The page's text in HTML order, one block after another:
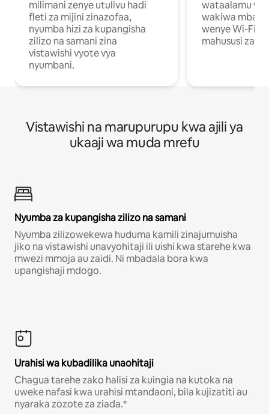
milimani zenye utulivu hadi
fleti za mijini zinazofaa,
nyumba hizi za kupangisha
zilizo na samani zina
vistawishi vyote vya
nyumbani.
wataalamu
wakiwa mbali
wenye Wi-Fi
mahususi za
Vistawishi na marupurupu kwa ajili ya
ukaaji wa muda mrefu
Nyumba za kupangisha zilizo na samani
Nyumba zilizowekewa huduma kamili zinajumuisha
jiko na vistawishi unavyohitaji ili uishi kwa starehe kwa
mwezi mmoja au zaidi. Ni mbadala bora kwa
upangishaji mdogo.
Urahisi wa kubadilika unaohitaji
Chagua tarehe zako halisi za kuingia na kutoka na
uweke nafasi kwa urahisi mtandaoni, bila kujizatiti au
nyaraka zozote za ziada.*